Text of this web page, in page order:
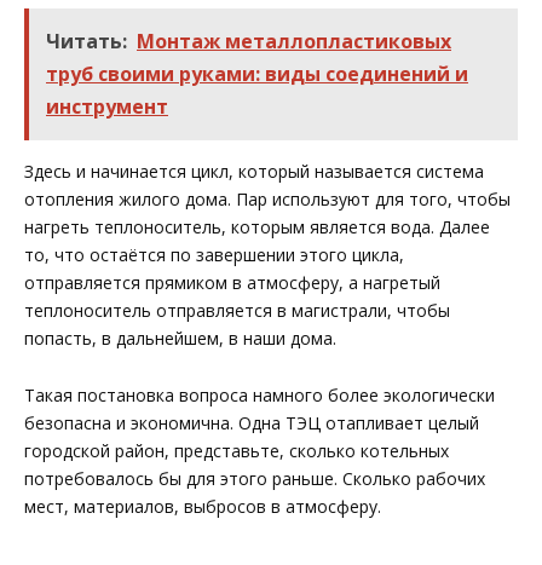
Читать: Монтаж металлопластиковых
труб своими руками: виды соединений и
инструмент
Здесь и начинается цикл, который называется система
отопления жилого дома. Пар используют для того, чтобы
нагреть теплоноситель, которым является вода. Далее
то, что остаётся по завершении этого цикла,
отправляется прямиком в атмосферу, а нагретый
теплоноситель отправляется в магистрали, чтобы
попасть, в дальнейшем, в наши дома.
Такая постановка вопроса намного более экологически
безопасна и экономична. Одна ТЭЦ отапливает целый
городской район, представьте, сколько котельных
потребовалось бы для этого раньше. Сколько рабочих
мест, материалов, выбросов в атмосферу.